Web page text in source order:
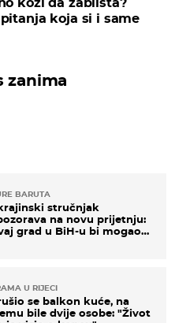
koja si i same
zanima
BARUTA
stručnjak
na novu prijetnju:
grad u BiH-u bi mogao
U RIJECI
se balkon kuće, na
bile dvije osobe: "Život